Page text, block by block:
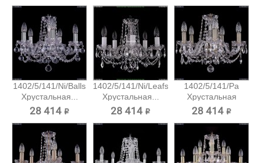
1402/5/141/Ni/Balls
Хрустальная...
28 414 ₽
1402/5/141/Ni/Leafs
Хрустальная...
28 414 ₽
1402/5/141/Pa
Хрустальная
подвесная...
28 414 ₽